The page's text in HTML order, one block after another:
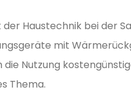
Haustechnik bei der
mit
Nutzung
Thema.